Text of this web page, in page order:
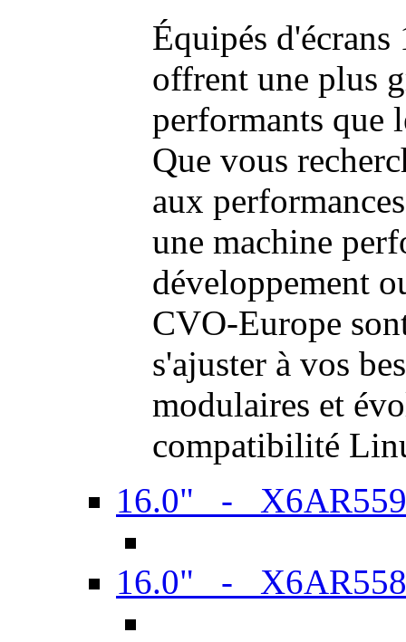
Équipés
offrent une plus
performants que
Que vous
aux
une machine
développement
CVO-Europe
s'ajuster à vos
modulaires et
compatibilité
16.0" -
16.0" -